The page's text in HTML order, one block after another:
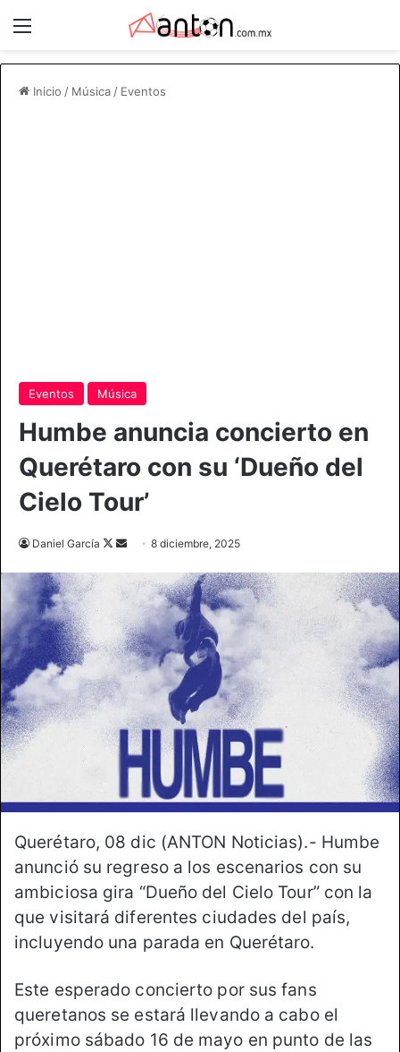
Menú
Inicio / Música / Eventos
Eventos Música
Humbe anuncia concierto en
Querétaro con su ‘Dueño del
Cielo Tour’
Daniel García
Follow
X
Send
email
8 diciembre, 2025
Querétaro, 08 dic (ANTON Noticias).- Humbe
anunció su regreso a los escenarios con su
ambiciosa gira “Dueño del Cielo Tour” con la
que visitará diferentes ciudades del país,
incluyendo una parada en Querétaro.
Este esperado concierto por sus fans
queretanos se estará llevando a cabo el
próximo sábado 16 de mayo en punto de las